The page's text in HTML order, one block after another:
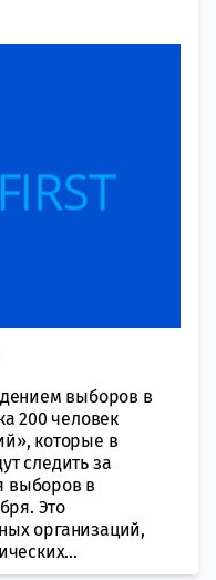
выборов в
200 человек
которые в
следить за
выборов в
Это
организаций,